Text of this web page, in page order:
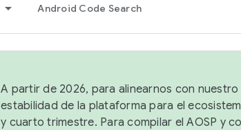
Android Code Search
A partir de 2026, para alinearnos con
estabilidad de la plataforma para el
y cuarto trimestre. Para compilar el AOSP y